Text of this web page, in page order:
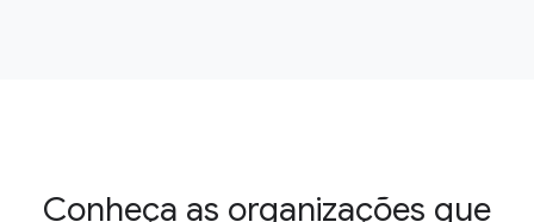
Conheça as organizações que